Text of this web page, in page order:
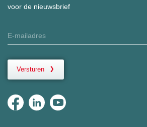
voor de nieuwsbrief
Versturen